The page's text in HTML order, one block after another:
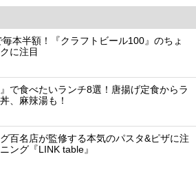
毎本半額！『クラフトビール100』のちょ
に注目
』で食べたいランチ8選！唐揚げ定食からラ
、麻辣湯も！
百名店が監修する本気のパスタ&ピザに注
ング『LINK table』